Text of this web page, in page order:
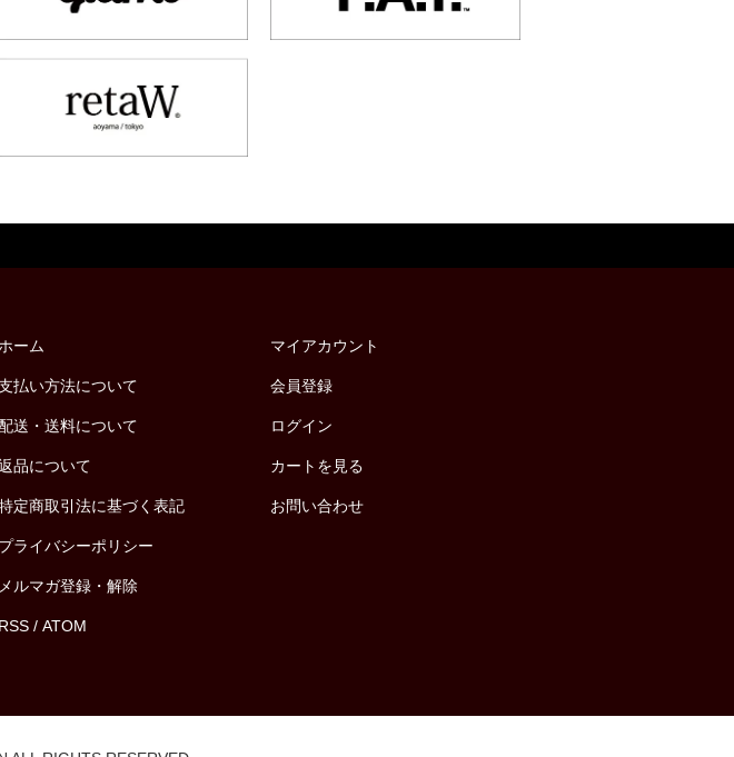
ーム
払い方法について
送・送料について
品について
定商取引法に基づく表記
プライバシーポリシー
メルマガ登録・解除
RSS/ ATOM
マイアカウント
会員登録
ログイン
カートを見る
お問い合わせ